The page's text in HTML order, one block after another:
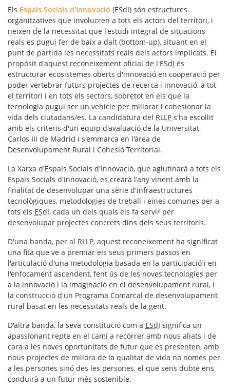
Els Espais Socials d'Innovació (ESdI) són estructures
organitzatives que involucren a tots els actors del territori, i
neixen de la necessitat que l'estudi integral de situacions
reals es pugui fer de baix a dalt (bottom-up), situant en el
punt de partida les necessitats reals dels actors implicats. El
propòsit d'aquest reconeixement oficial de l'ESdI és
estructurar ecosistemes oberts d'innovació en cooperació per
poder vertebrar futurs projectes de recerca i innovació, a tot
el territori i en tots els sectors, sobretot en els que la
tecnologia pugui ser un vehicle per millorar i cohesionar la
vida dels ciutadans/es. La candidatura del RLLP s'ha escollit
amb els criteris d'un equip d'avaluació de la Universitat
Carlos III de Madrid i s'emmarca en l'àrea de
Desenvolupament Rural i Cohesió Territorial.
La Xarxa d'Espais Socials d'Innovació, que aglutinarà a tots els
Espais Socials d'Innovació, es crearà l'any vinent amb la
finalitat de desenvolupar una sèrie d'infraestructures
tecnològiques, metodologies de treball i eines comunes per a
tots els ESdI, cada un dels quals els fa servir per
desenvolupar projectes concrets dins dels seus territoris.
D'una banda, per al RLLP, aquest reconeixement ha significat
una fita que ve a premiar els seus primers passos en
l'articulació d'una metodologia basada en la participació i en
l'enfocament ascendent, fent ús de les noves tecnologies per
a la innovació i la imaginació en el desenvolupament rural, i
la construcció d'un Programa Comarcal de desenvolupament
rural basat en les necessitats reals de la gent.
D'altra banda, la seva constitució com a ESdI significa un
apassionant repte en el camí a recórrer amb nous aliats i de
cara a les noves oportunitats de futur que es presenten, amb
nous projectes de millora de la qualitat de vida no només per
a les persones sinó des les persones, el que sens dubte ens
conduirà a un futur més sostenible.